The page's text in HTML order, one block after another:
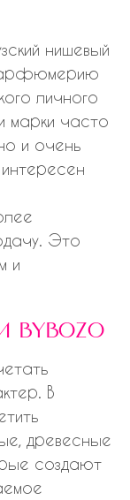
нишевый
личного
марки часто
и очень
Это
и
bybozo
В
древесные
создают